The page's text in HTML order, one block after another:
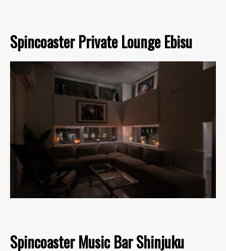
Spincoaster Private Lounge Ebisu
Spincoaster Music Bar Shinjuku